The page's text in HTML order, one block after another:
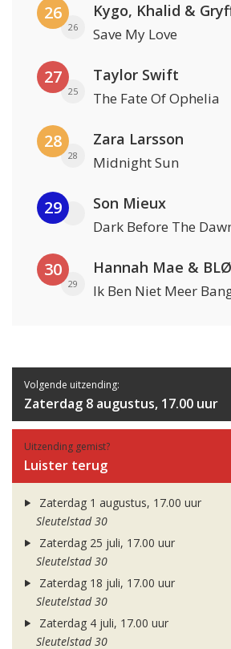
26
26
Kygo, Khalid &
Save My Love
27
25
Taylor Swift
The Fate Of Ophelia
28
28
Zara Larsson
Midnight Sun
29 Son Mieux
Dark Before The
30
29
Hannah Mae &
Ik Ben Niet Meer
Volgende uitzending:
Zaterdag 8 augustus, 17.00 uur
Uitzending gemist?
Luister terug
Zaterdag 1 augustus, 17.00 uur
Sleutelstad 30
Zaterdag 25 juli, 17.00 uur
Sleutelstad 30
Zaterdag 18 juli, 17.00 uur
Sleutelstad 30
Zaterdag 4 juli, 17.00 uur
Sleutelstad 30